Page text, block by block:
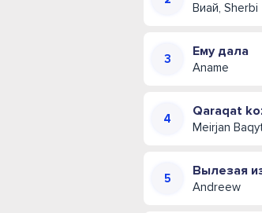
Виай, Sherbi
Ему дала
Aname
Qaraqat
Meirjan
Andreew